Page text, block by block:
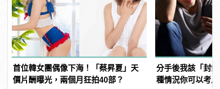
首位韓女團偶像下海！「蔡昇夏」天
價片酬曝光，兩個月狂拍40部？
分手後我該「封
種情況你可以考